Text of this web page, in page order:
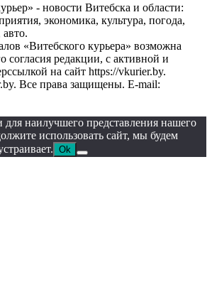
- новости Витебска и области:
экономика, культура, погода,
«Витебского курьера» возможна
согласия редакции, с активной и
на сайт https://vkurier.by.
Все права защищены. E-mail:
наилучшего представления нашего
использовать сайт, мы будем
Ok